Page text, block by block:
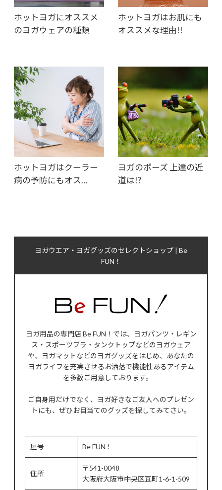
ホットヨガにオススメ
のヨガウェアの種類
ホットヨガはお肌にも
オススメな理由!!
ホットヨガはクーラー
病の予防にもオス…
ヨガのポーズ 上達の近
道は!?
ヨガウエア・ヨガグッズのセレクトショップ | Be
FUN！
ヨガ用品の専門店 Be FUN！では、ヨガパンツ・レギン
ス・スポーツブラ・タンクトップなどのヨガウェア
や、ヨガマットなどのヨガグッズをはじめ、あなたの
ヨガライフを充実させるお洒落で機能性あるアイテム
を多数ご用意しております。
ご自身用だけでなく、ヨガ好きなご友人へのプレゼン
トにも、ぜひお目当てのグッズを探してみてさい。
屋号 Be FUN !
住所
〒541-0048
大阪府大阪市中央区瓦町1-6-1-509